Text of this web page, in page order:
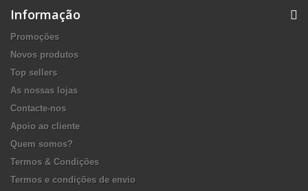
Informação
Promoções
Novos produtos
Top sellers
As nossas lojas
Contacte-nos
Apoio ao cliente
Quem somos?
Termos & Condições
Termos e condições de envio